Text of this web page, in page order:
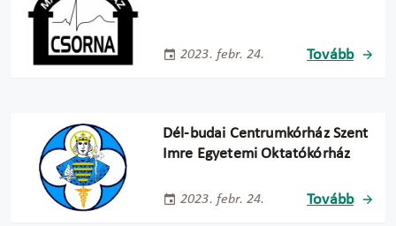
2023. febr. 24. Tovább
Dél-budai Centrumkórház Szent
Imre Egyetemi Oktatókórház
2023. febr. 24. Tovább